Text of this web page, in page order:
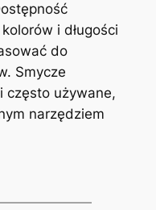
i długości
do
Smycze
często używane,
narzędziem